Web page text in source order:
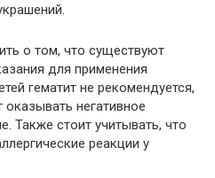
о том, что существуют
для применения
гематит не рекомендуется,
оказывать негативное
Также стоит учитывать, что
реакции у